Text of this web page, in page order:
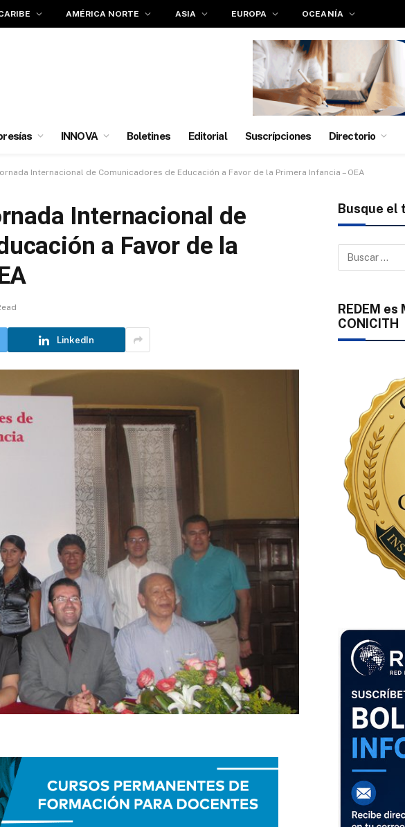
AMÉRICA NORTE ASIA EUROPA OCEANÍA
INNOVA Boletines Editorial Suscrípciones Directorio
Internacional de Comunicadores de Educación a Favor de la Primera Infancia – OEA
Internacional de
a Favor de la
LinkedIn
Busque el
REDEM
CONICITH